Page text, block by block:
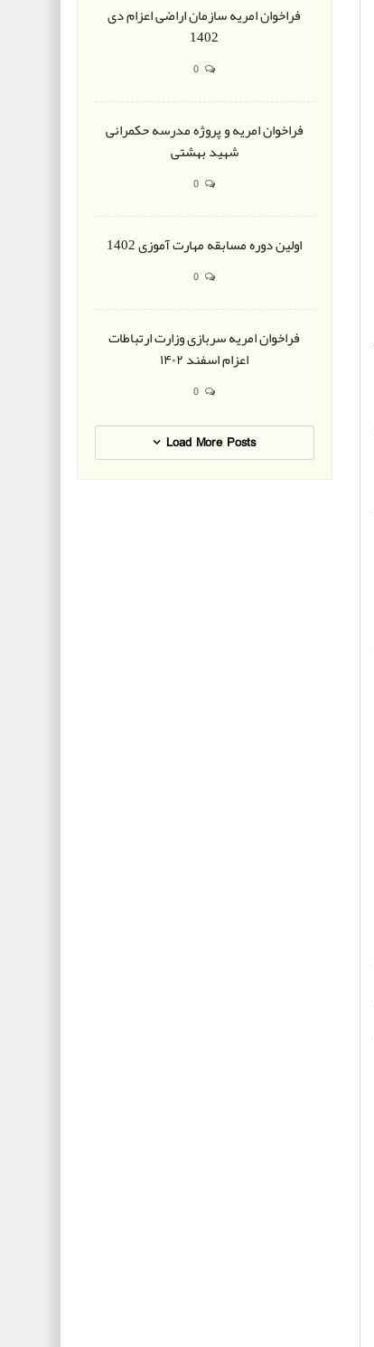
فراخوان امریه سازمان اراضی اعزام دی
1402
فراخوان امریه و پروژه مدرسه حکمرانی
شهید بهشتی
اولین دوره مسابقه مهارت آموزی 1402
فراخوان امریه سربازی وزارت ارتباطات
اعزام اسفند ۱۴۰۲
Load More Posts